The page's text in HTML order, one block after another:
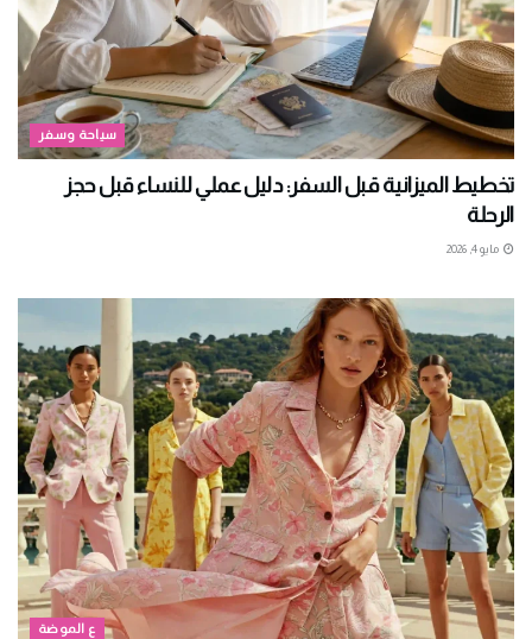
سياحة وسفر
تخطيط الميزانية قبل السفر: دليل عملي للنساء قبل حجز
الرحلة
مايو 4, 2026
ع الموضة